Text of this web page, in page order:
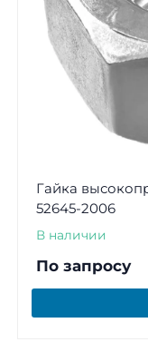
Гайка
52645-2006
В наличии
По запросу